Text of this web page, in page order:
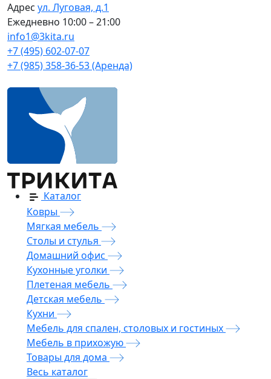
Адрес ул. Луговая, д.1
Ежедневно 10:00 – 21:00
info1@3kita.ru
+7 (495) 602-07-07
+7 (985) 358-36-53 (Аренда)
Каталог
Ковры
Мягкая мебель
Столы и стулья
Домашний офис
Кухонные уголки
Плетеная мебель
Детская мебель
Кухни
Мебель для спален, столовых и гостиных
Мебель в прихожую
Товары для дома
Весь каталог